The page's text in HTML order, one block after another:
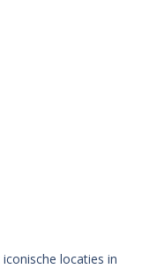
locaties in